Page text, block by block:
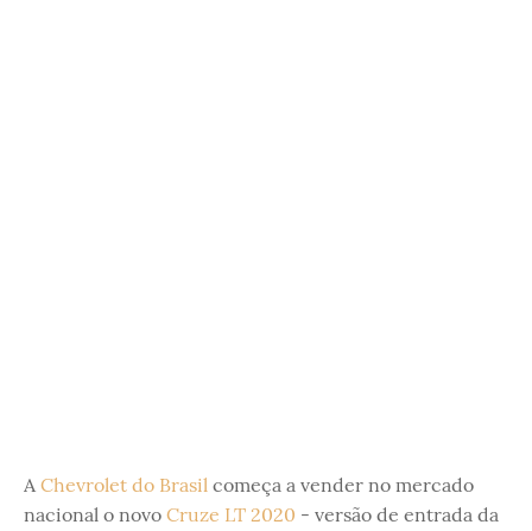
A Chevrolet do Brasil começa a vender no mercado
nacional o novo Cruze LT 2020 - versão de entrada da